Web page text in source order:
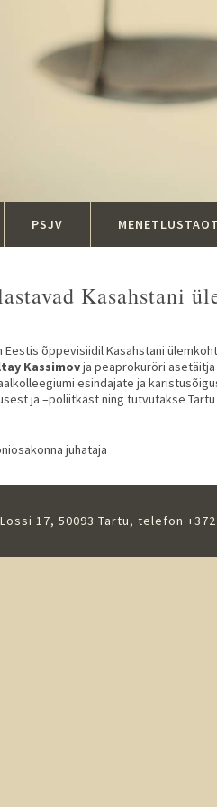
PSJV
Kasahstani
Eestis õppevisiidil Kasahstani
Kassimovja peaprokuröri asetäitja
esindajate ja
ja –poliitkast ning tutvutakse
juhataja
Lossi 17, 50093 Tartu, telefon